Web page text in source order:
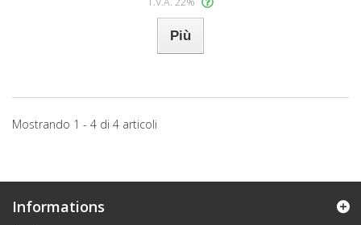
Più
Mostrando 1 - 4 di 4 articoli
Informations